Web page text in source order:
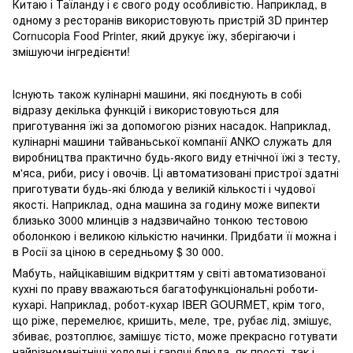
Китаю і Таїланду і є свого роду особливістю. Наприклад, в
одному з ресторанів використовують пристрій 3D принтер
Cornucopia Food Printer, який друкує їжу, зберігаючи і
змішуючи інгредієнти!
Існують також кулінарні машини, які поєднують в собі
відразу декілька функцій і використовуються для
приготування їжі за допомогою різних насадок. Наприклад,
кулінарні машини тайваньської компанії ANKO служать для
виробництва практично будь-якого виду етнічної їжі з тесту,
м'яса, риби, рису і овочів. Ці автоматизовані пристрої здатні
приготувати будь-які блюда у великій кількості і чудової
якості. Наприклад, одна машина за годину може випекти
близько 3000 млинців з надзвичайно тонкою тестовою
оболонкою і великою кількістю начинки. Придбати її можна і
в Росії за ціною в середньому $ 30 000.
Мабуть, найцікавішим відкриттям у світі автоматизованої
кухні по праву вважаються багатофункціональні роботи-
кухарі. Наприклад, робот-кухар IBER GOURMET, крім того,
що ріже, перемелює, кришить, меле, тре, рубає лід, змішує,
збиває, розтоплює, замішує тісто, може прекрасно готувати